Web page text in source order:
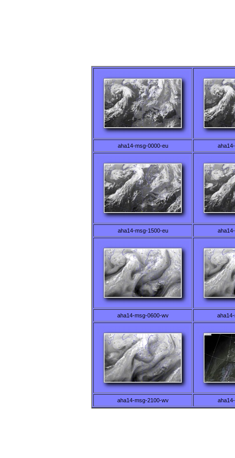
aha14-msg-0000-eu
aha14-msg-1500-eu
aha14-msg-0600-wv
aha14-msg-2100-wv